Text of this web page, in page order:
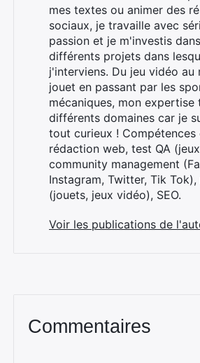
mes textes ou animer des
sociaux, je travaille avec
passion et je m'investis
différents projets dans
j'interviens. Du jeu vidéo au
jouet en passant par les
mécaniques, mon expertise
différents domaines car je
tout curieux ! Compétences
rédaction web, test QA
community management
Instagram, Twitter, Tik
(jouets, jeux vidéo), SEO.
Voir les publications de
Commentaires
Rechercher
: